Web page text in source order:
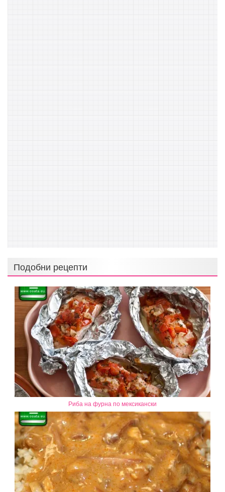
Подобни рецепти
Риба на фурна по мексикански